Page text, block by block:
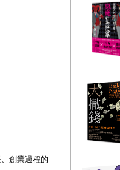
創業過程的